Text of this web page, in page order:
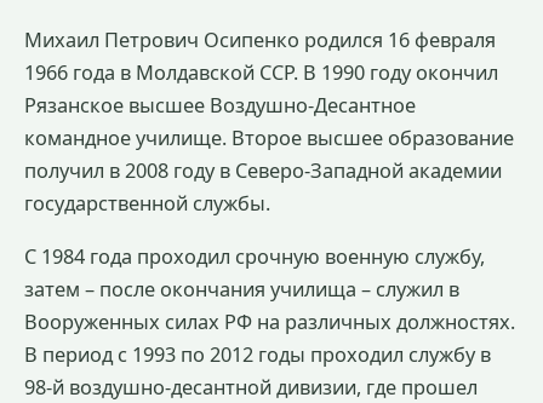
Михаил Петрович Осипенко родился 16 февраля
1966 года в Молдавской ССР. В 1990 году окончил
Рязанское высшее Воздушно-Десантное
командное училище. Второе высшее образование
получил в 2008 году в Северо-Западной академии
государственной службы.
С 1984 года проходил срочную военную службу,
затем – после окончания училища – служил в
Вооруженных силах РФ на различных должностях.
В период с 1993 по 2012 годы проходил службу в
98-й воздушно-десантной дивизии, где прошел